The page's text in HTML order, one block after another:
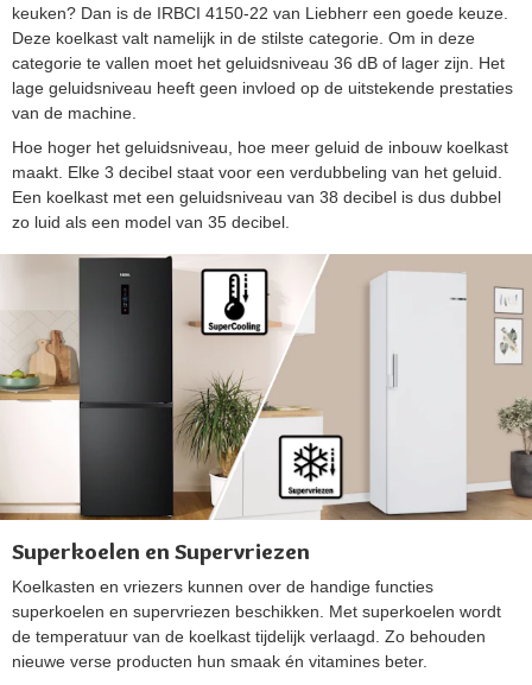
keuken? Dan is de IRBCI 4150-22 van Liebherr een goede keuze.
Deze koelkast valt namelijk in de stilste categorie. Om in deze
categorie te vallen moet het geluidsniveau 36 dB of lager zijn. Het
lage geluidsniveau heeft geen invloed op de uitstekende prestaties
van de machine.
Hoe hoger het geluidsniveau, hoe meer geluid de inbouw koelkast
maakt. Elke 3 decibel staat voor een verdubbeling van het geluid.
Een koelkast met een geluidsniveau van 38 decibel is dus dubbel
zo luid als een model van 35 decibel.
Superkoelen en Supervriezen
Koelkasten en vriezers kunnen over de handige functies
superkoelen en supervriezen beschikken. Met superkoelen wordt
de temperatuur van de koelkast tijdelijk verlaagd. Zo behouden
nieuwe verse producten hun smaak én vitamines beter.